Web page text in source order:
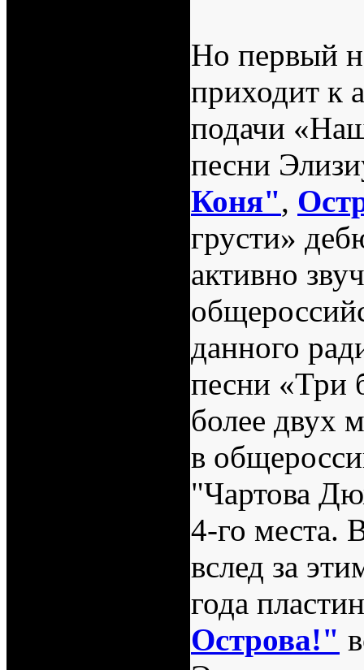
Но первый
приходит к
подачи
песни
Коня",
грусти»
активно
данного
песни «Три
более двух
в
"Чартова
4-го места.
вслед за
года
Острова!"